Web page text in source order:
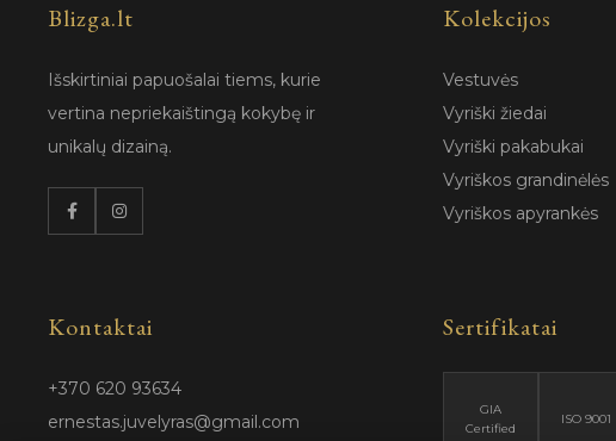
Blizga.lt
Išskirtiniai papuošalai tiems, kurie
vertina nepriekaištingą kokybę ir
unikalų dizainą.
Kolekcijos
Vestuvės
Vyriški žiedai
Vyriški pakabukai
Vyriškos grandinėlės
Vyriškos apyrankės
Kontaktai
+370 620 93634
ernestas.juvelyras@gmail.com
Sertifikatai
GIA
Certified
ISO 9001